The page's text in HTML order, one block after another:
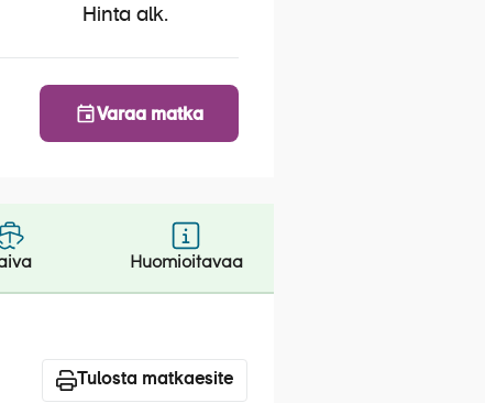
Hinta alk.
Varaa matka
Huomioitavaa
Tulosta matkaesite